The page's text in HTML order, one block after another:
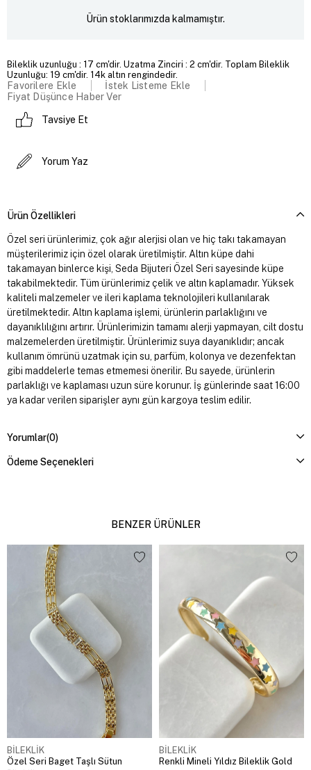
Ürün stoklarımızda kalmamıştır.
Bileklik uzunluğu : 17 cm'dir. Uzatma Zinciri : 2 cm'dir. Toplam Bileklik
Uzunluğu: 19 cm'dir. 14k altın rengindedir.
Favorilere Ekle
İstek Listeme Ekle
Fiyat Düşünce Haber Ver
Tavsiye Et
Yorum Yaz
Ürün Özellikleri
Özel seri ürünlerimiz, çok ağır alerjisi olan ve hiç takı takamayan
müşterilerimiz için özel olarak üretilmiştir. Altın küpe dahi
takamayan binlerce kişi, Seda Bijuteri Özel Seri sayesinde küpe
takabilmektedir. Tüm ürünlerimiz çelik ve altın kaplamadır. Yüksek
kaliteli malzemeler ve ileri kaplama teknolojileri kullanılarak
üretilmektedir. Altın kaplama işlemi, ürünlerin parlaklığını ve
dayanıklılığını artırır. Ürünlerimizin tamamı alerji yapmayan, cilt dostu
malzemelerden üretilmiştir. Ürünlerimiz suya dayanıklıdır; ancak
kullanım ömrünü uzatmak için su, parfüm, kolonya ve dezenfektan
gibi maddelerle temas etmemesi önerilir. Bu sayede, ürünlerin
parlaklığı ve kaplaması uzun süre korunur. İş günlerinde saat 16:00
ya kadar verilen siparişler aynı gün kargoya teslim edilir.
Yorumlar(0)
Ödeme Seçenekleri
BENZER ÜRÜNLER
BİLEKLİK
Özel Seri Baget Taşlı Sütun
BİLEKLİK
Renkli Mineli Yıldız Bileklik Gold